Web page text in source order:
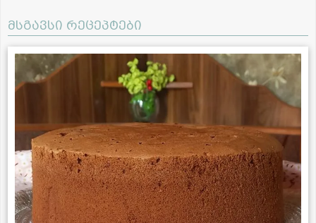
მსგავსი რეცეპტები